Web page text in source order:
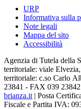
URP
Informativa sulla
Note legali
Mappa del sito
Accessibilità
Agenzia di Tutela della
territoriale: viale
territoriale: c.so Carlo
23841 - FAX 039
brianza.it | Posta
Fiscale e Partita IVA: